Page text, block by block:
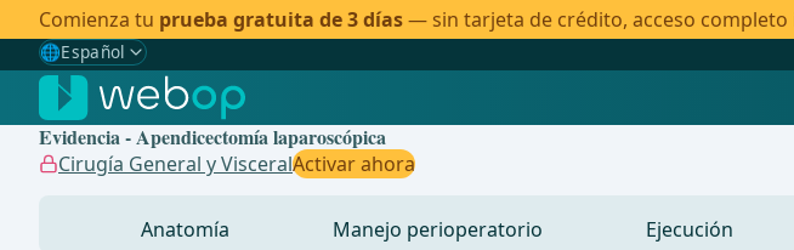
Comienza tu prueba gratuita de 3 días— sin tarjeta de crédito, acceso completo
🌐Español
Gewählte Sprache: Español
🇩🇪 Alemán
🇬🇧Inglés
Evidencia - Apendicectomía laparoscópica
Cirugía General y VisceralActivar ahora
Anatomía Manejo perioperatorio Ejecución